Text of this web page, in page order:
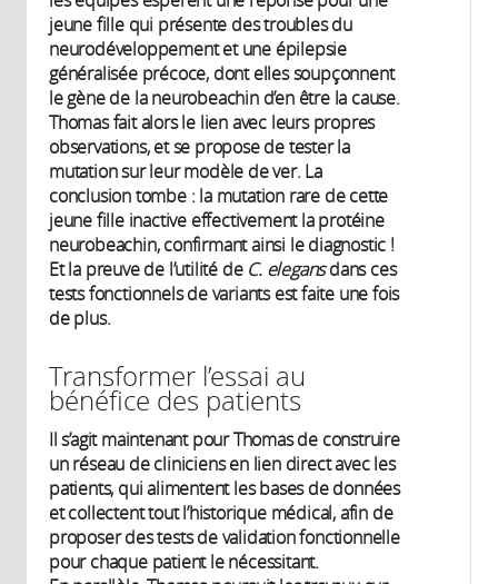
jeune fille qui présente des troubles du
neurodéveloppement et une épilepsie
généralisée précoce, dont elles soupçonnent
le gène de la neurobeachin d’en être la cause.
Thomas fait alors le lien avec leurs propres
observations, et se propose de tester la
mutation sur leur modèle de ver. La
conclusion tombe : la mutation rare de cette
jeune fille inactive effectivement la protéine
neurobeachin, confirmant ainsi le diagnostic !
Et la preuve de l’utilité de C. elegansdans ces
tests fonctionnels de variants est faite une fois
de plus.
Transformer l’essai au
bénéfice des patients
Il s’agit maintenant pour Thomas de construire
un réseau de cliniciens en lien direct avec les
patients, qui alimentent les bases de données
et collectent tout l’historique médical, afin de
proposer des tests de validation fonctionnelle
pour chaque patient le nécessitant.